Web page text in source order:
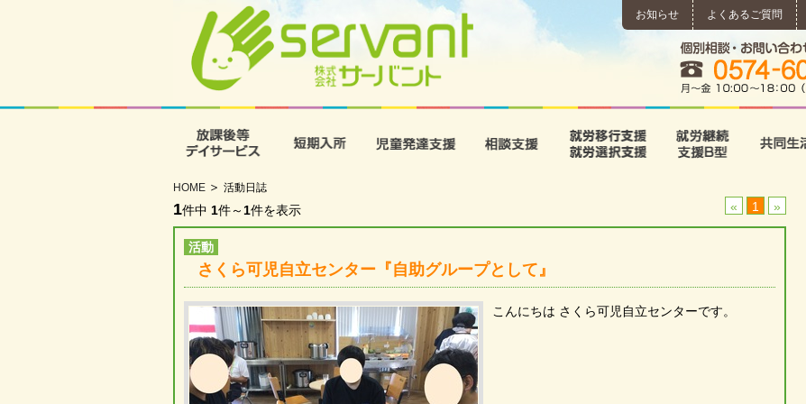
お知らせ よくあるご質問
相談支援 就労移行支援･就労選択支援
HOME 活動日誌
1件中 1件～ 1件を表示 « 1 »
活動
さくら可児自立センター『自助グループとして』
こんにちは さくら可児自立センターです。